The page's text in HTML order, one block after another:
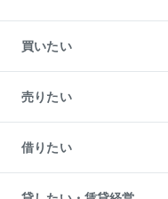
買いたい
新築・分譲マンションの購入
中古マンションの購入
一戸建ての購入
中古一戸建ての購入
不動産購入の流れ
注目キーワード物件特集
売りたい
一戸建ての売却・査定
土地の売却・査定
スピードAI査定
借りたい
オフィス・店舗の賃貸